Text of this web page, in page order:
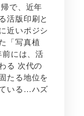
で、近年
活版印刷と
近いポジシ
「写真植
には、活
る 次代の
たる地位を
いる…ハズ